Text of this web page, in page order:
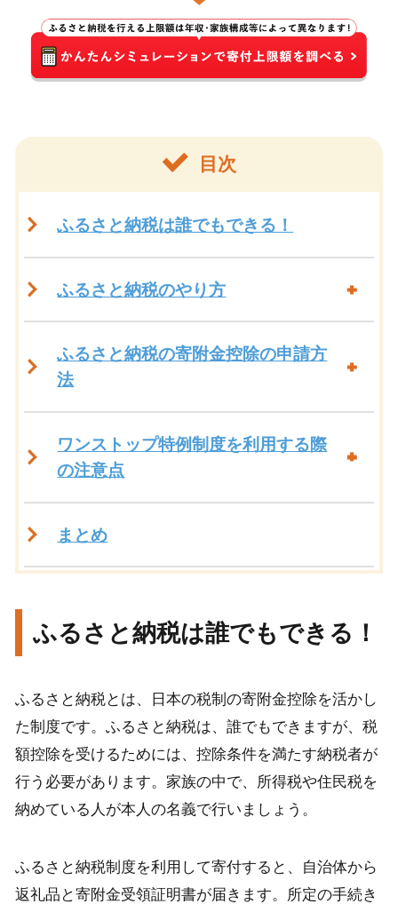
目次
ふるさと納税は誰でもできる！
ふるさと納税のやり方
ふるさと納税の寄附金控除の申請方
法
ワンストップ特例制度を利用する際
の注意点
まとめ
ふるさと納税は誰でもできる！
ふるさと納税とは、日本の税制の寄附金控除を活かし
た制度です。ふるさと納税は、誰でもできますが、税
額控除を受けるためには、控除条件を満たす納税者が
行う必要があります。家族の中で、所得税や住民税を
納めている人が本人の名義で行いましょう。
ふるさと納税制度を利用して寄付すると、自治体から
返礼品と寄附金受領証明書が届きます。所定の手続き